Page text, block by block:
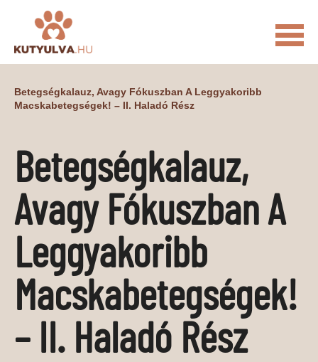
MACSKÁS VIDEÓK
CUKI ÉLETKÉPEK NÖVÉNYEK
ÁLLATI
ÁLLATI ELEDELEK ÁLLATI FELSZERELÉSEK
ÁLLATI SZOLGÁLTATÁSOK
PR CIKKEK
MÉDIAAJÁNLAT
Betegségkalauz, Avagy Fókuszban A Leggyakoribb
Macskabetegségek! – II. Haladó Rész
Betegségkalauz,
Avagy Fókuszban A
Leggyakoribb
Macskabetegségek!
– II. Haladó Rész